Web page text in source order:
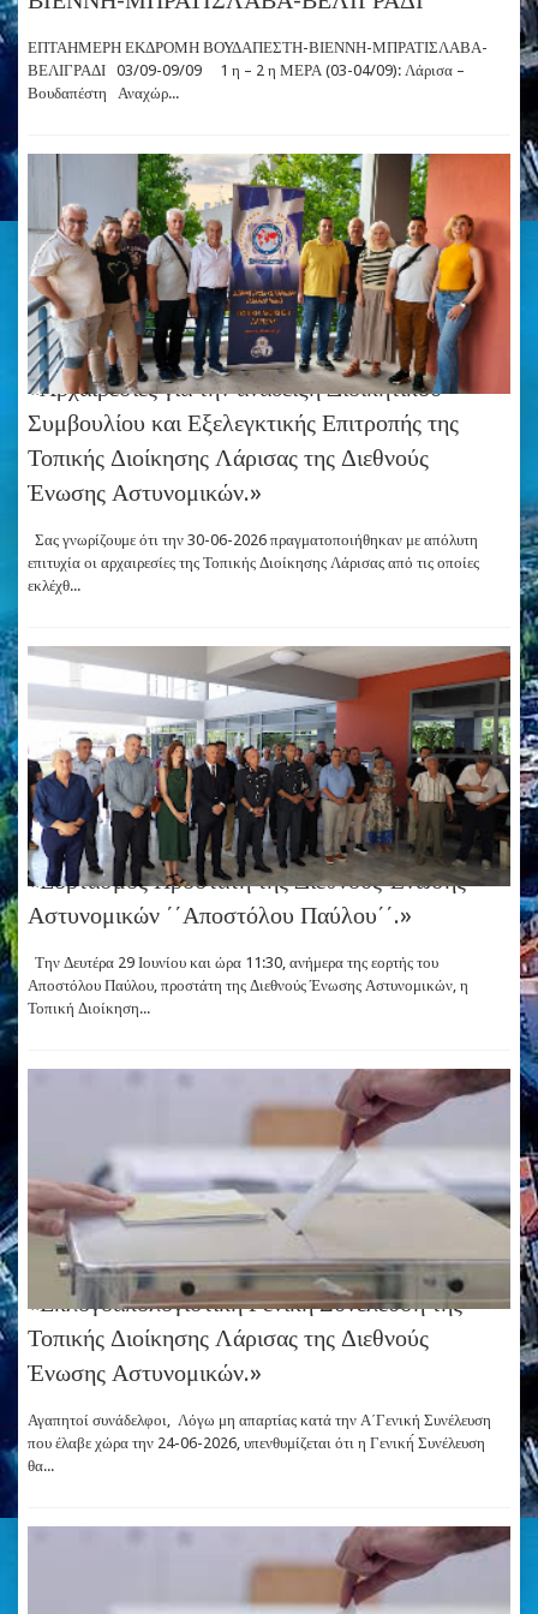
ΕΠΤΑΗΜΕΡΗ ΕΚΔΡΟΜΗ ΒΟΥΔΑΠΕΣΤΗ-ΒΙΕΝΝΗ-ΜΠΡΑΤΙΣΛΑΒΑ-
ΒΕΛΙΓΡΑΔΙ 03/09-09/09 1 η – 2 η ΜΕΡΑ (03-04/09): Λάρισα –
Βουδαπέστη Αναχώρ...
«Αρχαιρεσίες για την ανάδειξη Διοικητικού
Συμβουλίου και Εξελεγκτικής Επιτροπής της
Τοπικής Διοίκησης Λάρισας της Διεθνούς
Ένωσης Αστυνομικών.»
Σας γνωρίζουμε ότι την 30-06-2026 πραγματοποιήθηκαν με απόλυτη
επιτυχία οι αρχαιρεσίες της Τοπικής Διοίκησης Λάρισας από τις οποίες
εκλέχθ...
«Εορτασμός Προστάτη της Διεθνούς Ένωσης
Αστυνομικών ΄΄Αποστόλου Παύλου΄΄.»
Την Δευτέρα 29 Ιουνίου και ώρα 11:30, ανήμερα της εορτής του
Αποστόλου Παύλου, προστάτη της Διεθνούς Ένωσης Αστυνομικών, η
Τοπική Διοίκηση...
«Εκλογοαπολογιστίκη Γενική Συνέλευση της
Τοπικής Διοίκησης Λάρισας της Διεθνούς
Ένωσης Αστυνομικών.»
Αγαπητοί συνάδελφοι, Λόγω μη απαρτίας κατά την Α΄Γενική Συνέλευση
που έλαβε χώρα την 24-06-2026, υπενθυμίζεται ότι η Γενική́ Συνέλευση
θα...